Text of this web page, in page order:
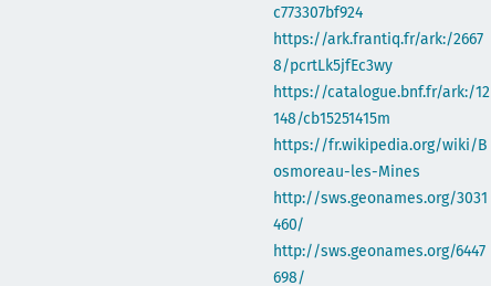
c773307bf924
https://ark.frantiq.fr/ark:/2667
8/pcrtLk5jfEc3wy
https://catalogue.bnf.fr/ark:/12
148/cb15251415m
https://fr.wikipedia.org/wiki/B
osmoreau-les-Mines
http://sws.geonames.org/3031
460/
http://sws.geonames.org/6447
698/